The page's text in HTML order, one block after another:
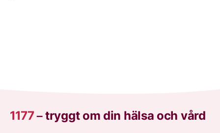
1177–tryggt om din hälsa och vård